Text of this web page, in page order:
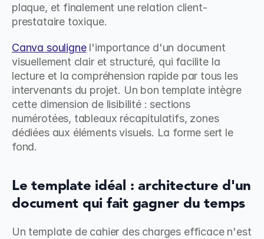
plaque, et finalement une relation client-
prestataire toxique.
Canva souligne l'importance d'un document
visuellement clair et structuré, qui facilite la
lecture et la compréhension rapide par tous les
intervenants du projet. Un bon template intègre
cette dimension de lisibilité : sections
numérotées, tableaux récapitulatifs, zones
dédiées aux éléments visuels. La forme sert le
fond.
Le template idéal : architecture d'un
document qui fait gagner du temps
Un template de cahier des charges efficace n'est